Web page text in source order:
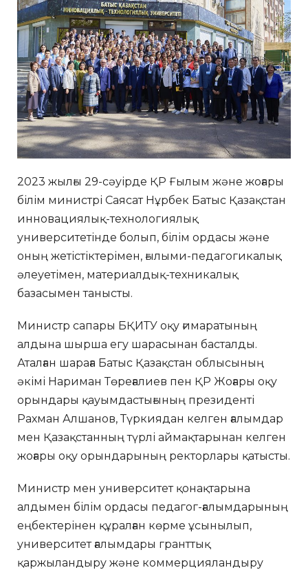
2023 жылғы 29-сәуірде ҚР Ғылым және жоғары
білім министрі Саясат Нұрбек Батыс Қазақстан
инновациялық-технологиялық
университетінде болып, білім ордасы және
оның жетістіктерімен, ғылыми-педагогикалық
әлеуетімен, материалдық-техникалық
базасымен танысты.
Министр сапары БҚИТУ оқу ғимаратының
алдына шырша егу шарасынан басталды.
Аталған шараға Батыс Қазақстан облысының
әкімі Нариман Төреғалиев пен ҚР Жоғары оқу
орындары қауымдастығының президенті
Рахман Алшанов, Түркиядан келген ғалымдар
мен Қазақстанның түрлі аймақтарынан келген
жоғары оқу орындарының ректорлары қатысты.
Министр мен университет қонақтарына
алдымен білім ордасы педагог-ғалымдарының
еңбектерінен құралған көрме ұсынылып,
университет ғалымдары гранттық
қаржыландыру және коммерцияландыру